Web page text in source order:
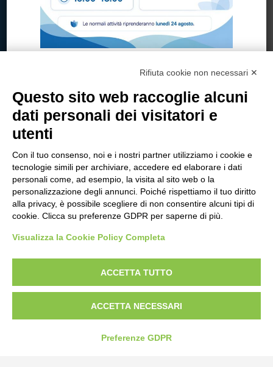
Strada Statale 231 Alba-Bra
Borgo San Martino 44, 12060 Pocapaglia CN
Tel:0172-478161
Fax: 0172-487399
info@bogliano.it
Privacy Policy
Modifica preferenze cookie
credits
Rifiuta cookie non necessari ✕
Questo sito web raccoglie alcuni
dati personali dei visitatori e
utenti
Con il tuo consenso, noi e i nostri partner utilizziamo i cookie e
tecnologie simili per archiviare, accedere ed elaborare i dati
personali come, ad esempio, la visita al sito web o la
personalizzazione degli annunci. Poiché rispettiamo il tuo diritto
alla privacy, è possibile scegliere di non consentire alcuni tipi di
cookie. Clicca su preferenze GDPR per saperne di più.
Visualizza la Cookie Policy Completa
ACCETTA TUTTO
ACCETTA NECESSARI
Preferenze GDPR